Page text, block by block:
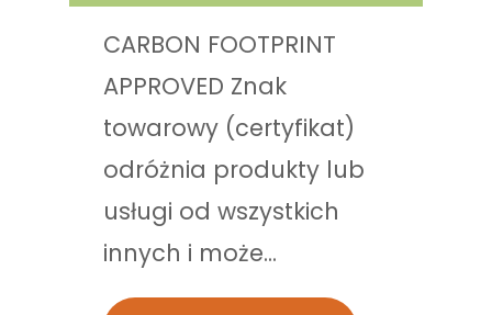
CARBON FOOTPRINT
APPROVED Znak
towarowy (certyfikat)
odróżnia produkty lub
usługi od wszystkich
innych i może...